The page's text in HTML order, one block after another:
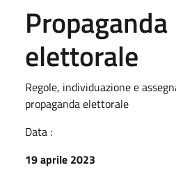
Propaganda
elettorale
Regole, individuazione e
propaganda elettorale
Data :
19 aprile 2023